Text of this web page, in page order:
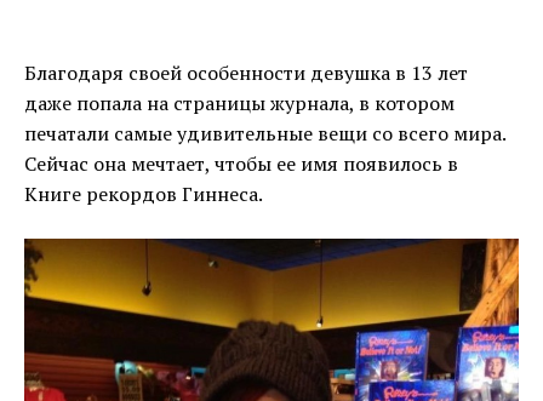
Благодаря своей особенности девушка в 13 лет
даже попала на страницы журнала, в котором
печатали самые удивительные вещи со всего мира.
Сейчас она мечтает, чтобы ее имя появилось в
Книге рекордов Гиннеса.